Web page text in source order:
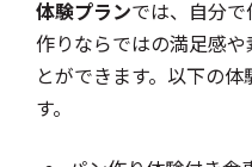
体験プランでは、自分
作りならではの満足感
とができます。以下の
す。